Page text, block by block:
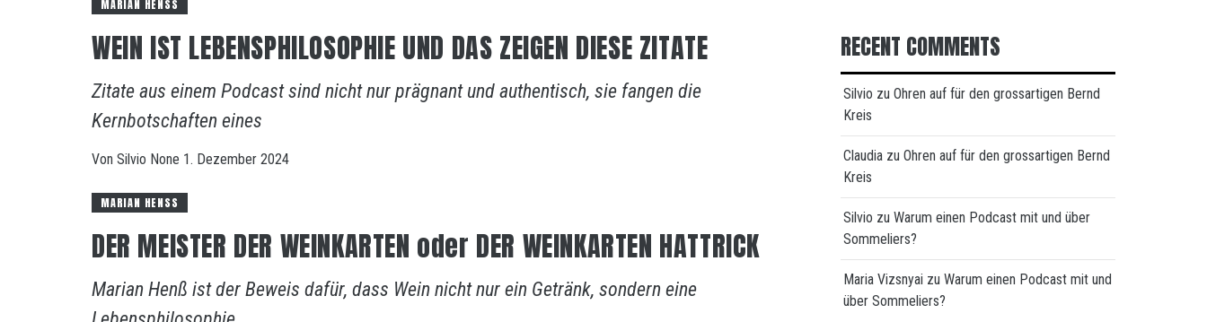
MARIAN HENSS
WEIN IST LEBENSPHILOSOPHIE UND DAS ZEIGEN DIESE ZITATE
Zitate aus einem Podcast sind nicht nur prägnant und authentisch, sie fangen die
Kernbotschaften eines
Von Silvio None 1. Dezember 2024
MARIAN HENSS
DER MEISTER DER WEINKARTEN oder DER WEINKARTEN HATTRICK
Marian Henß ist der Beweis dafür, dass Wein nicht nur ein Getränk, sondern eine
RECENT COMMENTS
Silvio zu Ohren auf für den grossartigen Bernd
Kreis
Claudia zu Ohren auf für den grossartigen Bernd
Kreis
Silvio zu Warum einen Podcast mit und über
Sommeliers?
Maria Vizsnyai zu Warum einen Podcast mit und
über Sommeliers?